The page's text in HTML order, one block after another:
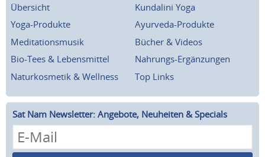
Übersicht
Kundalini Yoga
Yoga-Produkte
Ayurveda-Produkte
Meditationsmusik
Bücher & Videos
Bio-Tees & Lebensmittel
Nahrungs-Ergänzungen
Naturkosmetik & Wellness
Top Links
Sat Nam Newsletter: Angebote, Neuheiten & Specials